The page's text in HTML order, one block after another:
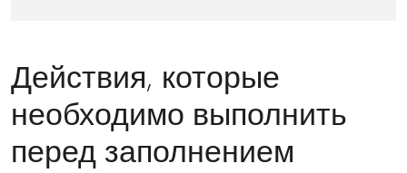
Действия, которые
необходимо выполнить
перед заполнением